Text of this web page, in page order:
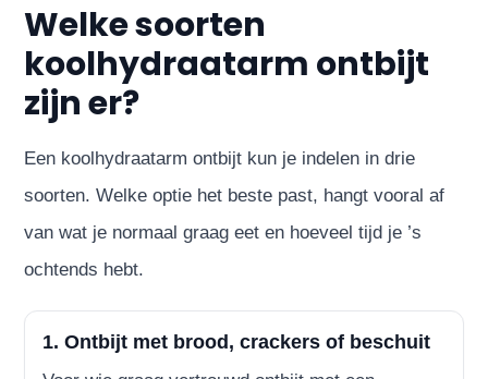
Welke soorten
koolhydraatarm ontbijt
zijn er?
Een koolhydraatarm ontbijt kun je indelen in drie
soorten. Welke optie het beste past, hangt vooral af
van wat je normaal graag eet en hoeveel tijd je ’s
ochtends hebt.
1. Ontbijt met brood, crackers of beschuit